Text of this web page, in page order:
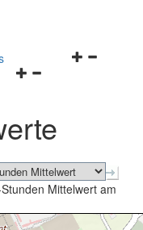
Navigationsmenü
schließen
Mittelwert am